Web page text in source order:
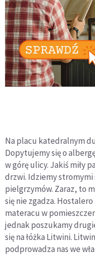
Na placu katedralnym
Dopytujemy się o
w górę ulicy. Jakiś miły
drzwi. Idziemy stromymi
pielgrzymów. Zaraz, to
się nie zgadza.
materacu w
jednak poszukamy
się na łóżka Litwini.
podprowadza nas we